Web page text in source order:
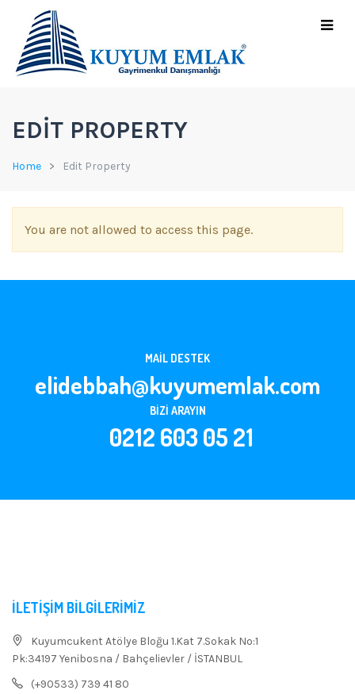
EDIT PROPERTY
Home Edit Property
You are not allowed to access this page.
MAIL DESTEK
elidebbah@kuyumemlak.com
BIZI ARAYIN
0212 603 05 21
İLETIŞIM BILGILERIMIZ
Kuyumcukent Atölye Bloğu 1.Kat 7.Sokak No:1
Pk:34197 Yenibosna / Bahçelievler / İSTANBUL
(+90533) 739 41 80